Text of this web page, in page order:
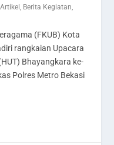
Artikel, Berita Kegiatan,
(FKUB) Kota
rangkaian Upacara
Bhayangkara ke-
Polres Metro Bekasi